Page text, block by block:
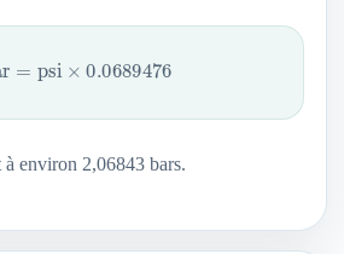
psi×0.0689476
environ 2,06843 bars.